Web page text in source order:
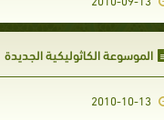
الموسوعة الكاثوليكية الجديدة
2010-10-13